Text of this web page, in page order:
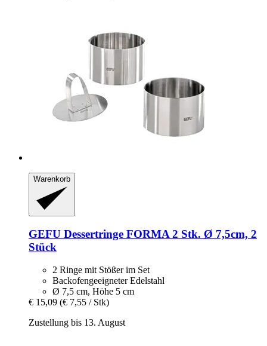
Warenkorb
GEFU Dessertringe FORMA 2 Stk. Ø 7,5cm, 2
Stück
2 Ringe mit Stößer im Set
Backofengeeigneter Edelstahl
Ø 7,5 cm, Höhe 5 cm
€ 15,09 (€ 7,55 / Stk)
Zustellung bis 13. August